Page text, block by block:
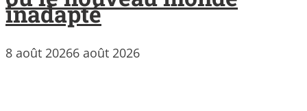
inadapté
8 août 20266 août 2026